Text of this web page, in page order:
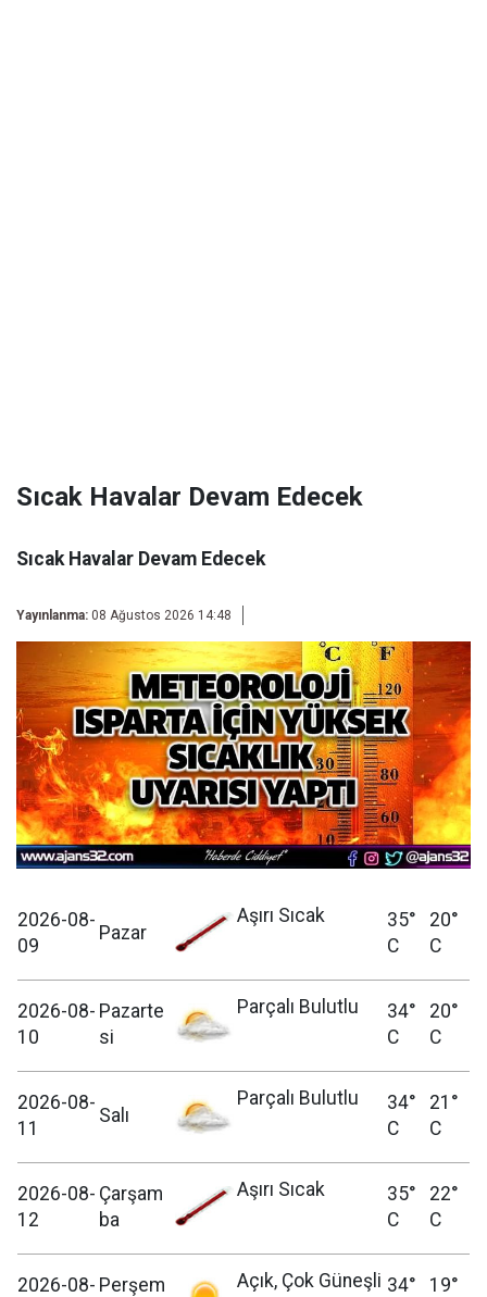
Sıcak Havalar Devam Edecek
Sıcak Havalar Devam Edecek
Yayınlanma: 08 Ağustos 2026 14:48
2026-08-
09
Pazar
Aşırı Sıcak
35°
C
20°
C
2026-08-
10
Pazarte
si
Parçalı Bulutlu
34°
C
20°
C
2026-08-
11
Salı
Parçalı Bulutlu
34°
C
21°
C
2026-08-
12
Çarşam
ba
Aşırı Sıcak
35°
C
22°
C
2026-08- Perşem
Açık, Çok Güneşli 34°
19°